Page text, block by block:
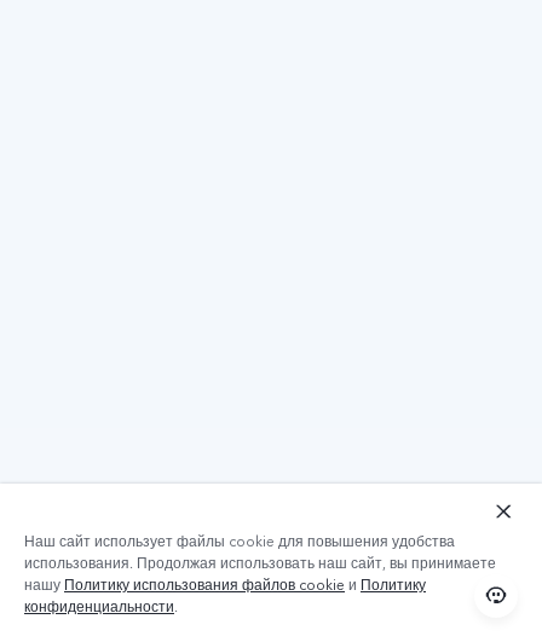
Наш сайт использует файлы cookie для повышения удобства
использования. Продолжая использовать наш сайт, вы принимаете
нашу Политику использования файлов cookie и Политику
конфиденциальности.